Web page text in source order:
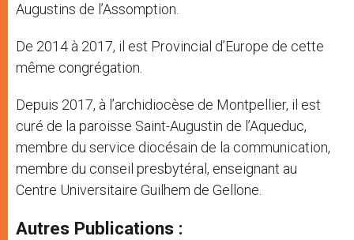
Augustins de l’Assomption.
De 2014 à 2017, il est Provincial d’Europe de cette
même congrégation.
Depuis 2017, à l’archidiocèse de Montpellier, il est
curé de la paroisse Saint-Augustin de l’Aqueduc,
membre du service diocésain de la communication,
membre du conseil presbytéral, enseignant au
Centre Universitaire Guilhem de Gellone.
Autres Publications :